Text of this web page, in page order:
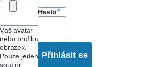
Váš avatar
nebo profilový
obrázek.
Pouze jeden
soubor.
Heslo